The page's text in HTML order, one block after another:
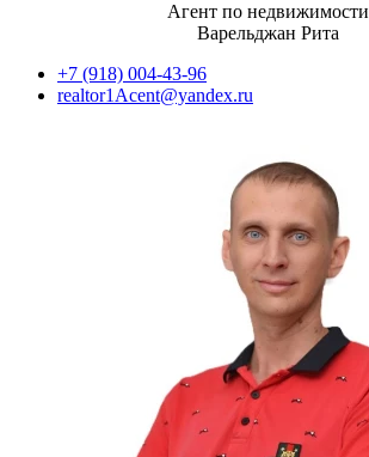
Агент по недвижимости
Варельджан Рита
+7 (918) 004-43-96
realtor1Acent@yandex.ru